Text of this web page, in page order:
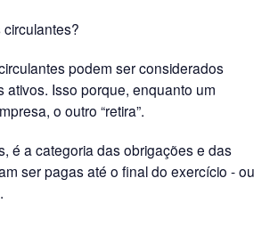
podem ser considerados
ativos. Isso porque, enquanto um
o outro “retira”.
é a categoria das obrigações e das
ser pagas até o final do exercício - ou